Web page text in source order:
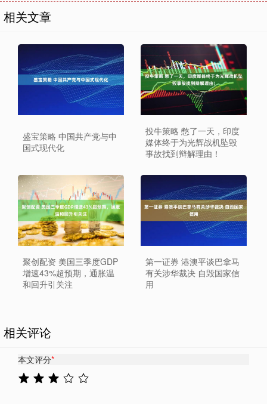
相关文章
盛宝策略 中国共产党与中
国式现代化
投牛策略 憋了一天，印度
媒体终于为光辉战机坠毁
事故找到辩解理由！
聚创配资 美国三季度GDP
增速43%超预期，通胀温
和回升引关注
第一证券 港澳平谈巴拿马
有关涉华裁决 自毁国家信
用
相关评论
本文评分*